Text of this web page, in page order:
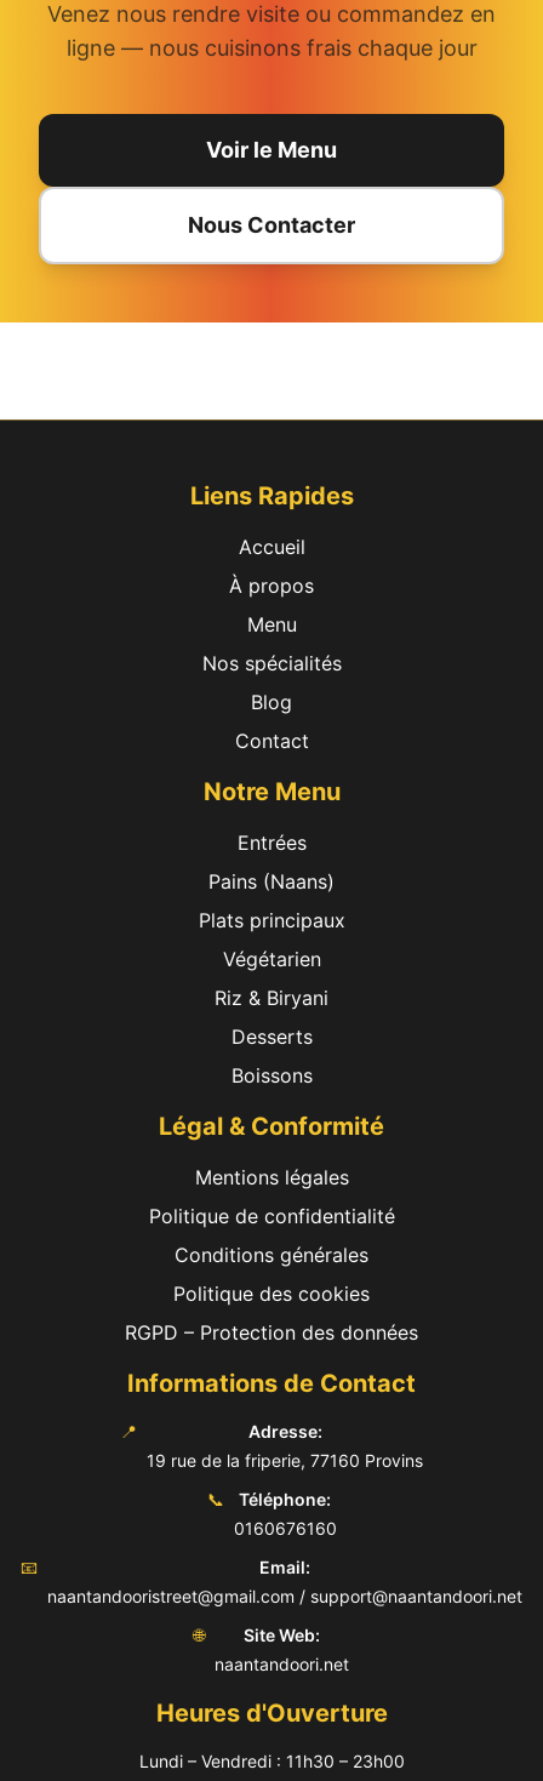
Venez nous rendre visite ou commandez en
ligne — nous cuisinons frais chaque jour
Voir le Menu
Nous Contacter
Liens Rapides
Accueil
À propos
Menu
Nos spécialités
Blog
Contact
Notre Menu
Entrées
Pains (Naans)
Plats principaux
Végétarien
Riz & Biryani
Desserts
Boissons
Légal & Conformité
Mentions légales
Politique de confidentialité
Conditions générales
Politique des cookies
RGPD – Protection des données
Informations de Contact
📍
Adresse:
19 rue de la friperie, 77160 Provins
📞
Téléphone:
0160676160
📧
Email:
naantandooristreet@gmail.com / support@naantandoori.net
🌐
Site Web:
naantandoori.net
Heures d'Ouverture
Lundi – Vendredi : 11h30 – 23h00